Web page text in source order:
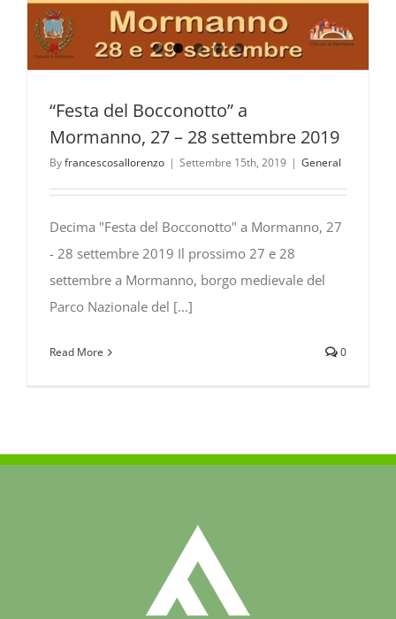
1°
novembre
2019
–
“Festa del Bocconotto” a
Mormanno, 27 – 28 settembre 2019
Byfrancescosallorenzo | Settembre 15th, 2019 | General
Decima "Festa del Bocconotto" a Mormanno, 27
- 28 settembre 2019 Il prossimo 27 e 28
settembre a Mormanno, borgo medievale del
Parco Nazionale del [...]
Read More 0